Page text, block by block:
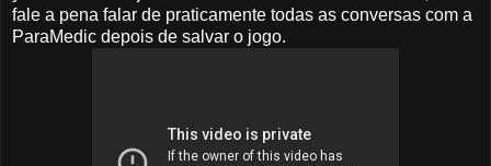
fale a pena falar de praticamente todas as conversas com a
ParaMedic depois de salvar o jogo.